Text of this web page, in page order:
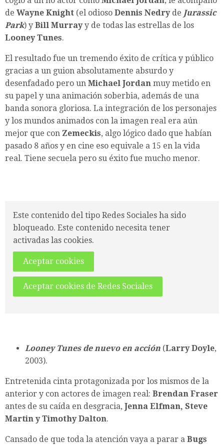
de Wayne Knight (el odioso Dennis Nedryde Jurassic
Park) y Bill Murrayy de todas las estrellas de los
Looney Tunes.
El resultado fue un tremendo éxito de crítica y público
gracias a un guion absolutamente absurdo y
desenfadado pero un Michael Jordan muy metido en
su papel y una animación soberbia, además de una
banda sonora gloriosa. La integración de los personajes
y los mundos animados con la imagen real era aún
mejor que con Zemeckis, algo lógico dado que habían
pasado 8 años y en cine eso equivale a 15 en la vida
real. Tiene secuela pero su éxito fue mucho menor.
Este contenido del tipo Redes Sociales ha sido
bloqueado. Este contenido necesita tener
activadas las cookies.
Aceptar cookies
Aceptar cookies de Redes Sociales
Looney Tunes de nuevo en acción (Larry Doyle,
2003).
Entretenida cinta protagonizada por los mismos de la
anterior y con actores de imagen real: Brendan Fraser
antes de su caída en desgracia, Jenna Elfman, Steve
Martin y Timothy Dalton.
Cansado de que toda la atención vaya a parar a Bugs